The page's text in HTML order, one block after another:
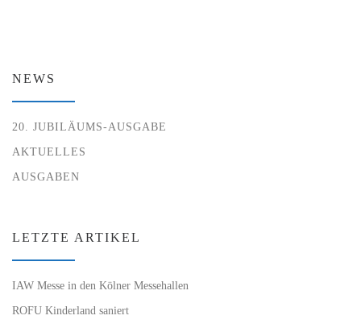
NEWS
20. JUBILÄUMS-AUSGABE
AKTUELLES
AUSGABEN
LETZTE ARTIKEL
IAW Messe in den Kölner Messehallen
ROFU Kinderland saniert